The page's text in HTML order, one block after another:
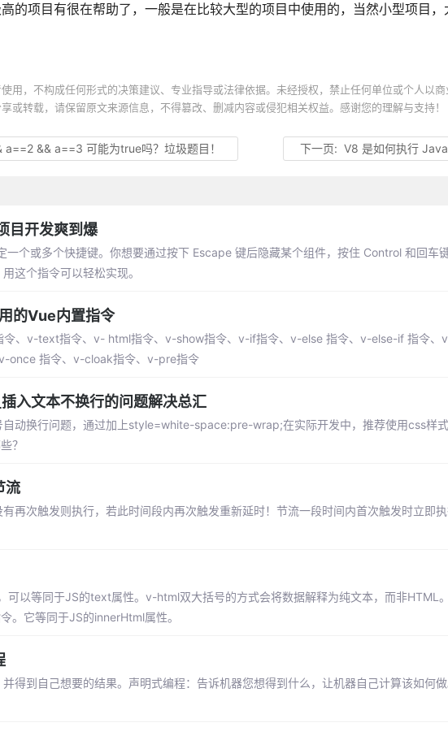
的项目有很在帮助了，一般是在比较大型的项目中使用的，当然小型项目
用，不构成任何形式的决策建议、专业指导或法律依据。未经授权，禁止任何单位或个人以
或转载，请保留原文来源信息，不得篡改、删减内容或侵犯相关权益。感谢您的理解与支持！
a==2 && a==3 可能为true吗？垃圾题目！ 下一页:V8 是如何执行
目开发爽到爆
个或多个快捷键。你想要通过按下 Escape 键后隐藏某个组件，按住 Control 和回车
这个指令可以轻松实现。
的Vue内置指令
令、v-text指令、v- html指令、v-show指令、v-if指令、v-else 指令、v-else-if 指令、
once 指令、v-cloak指令、v-pre指令
入文本不换行的问题解决总汇
动换行问题，通过加上style=white-space:pre-wrap;在实际开发中，推荐使用css样
？
流
再次触发则执行，若此时间段内再次触发重新延时！节流一段时间内首次触发时立即
以等同于JS的text属性。v-html双大括号的方式会将数据解释为纯文本，而非HTML
。它等同于JS的innerHtml属性。
得到自己想要的结果。声明式编程：告诉机器您想得到什么，让机器自己计算该如何做